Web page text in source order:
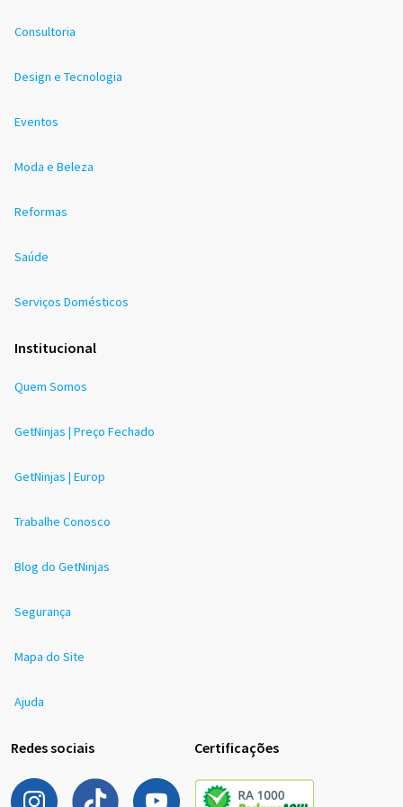
Consultoria
Design e Tecnologia
Eventos
Moda e Beleza
Reformas
Saúde
Serviços Domésticos
Institucional
Quem Somos
GetNinjas | Preço Fechado
GetNinjas | Europ
Trabalhe Conosco
Blog do GetNinjas
Segurança
Mapa do Site
Ajuda
Redes sociais Certificações